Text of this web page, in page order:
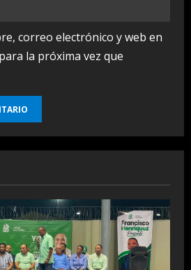
correo electrónico y web en
la próxima vez que